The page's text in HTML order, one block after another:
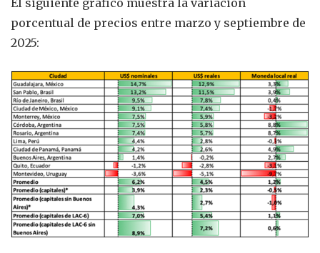
porcentual de precios entre marzo y septiembre de
2025: